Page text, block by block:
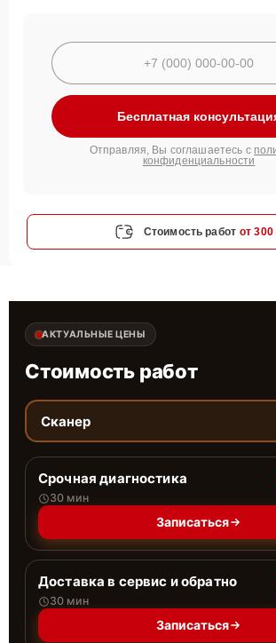
Бесплатная
Отправляя, Вы соглашаетесь с
конфиденциальности
Стоимость работ от 300
АКТУАЛЬНЫЕ ЦЕНЫ
Стоимость работ
Сканер
Срочная диагностика
30 мин
Записаться
Доставка в сервис и обратно
30 мин
Записаться